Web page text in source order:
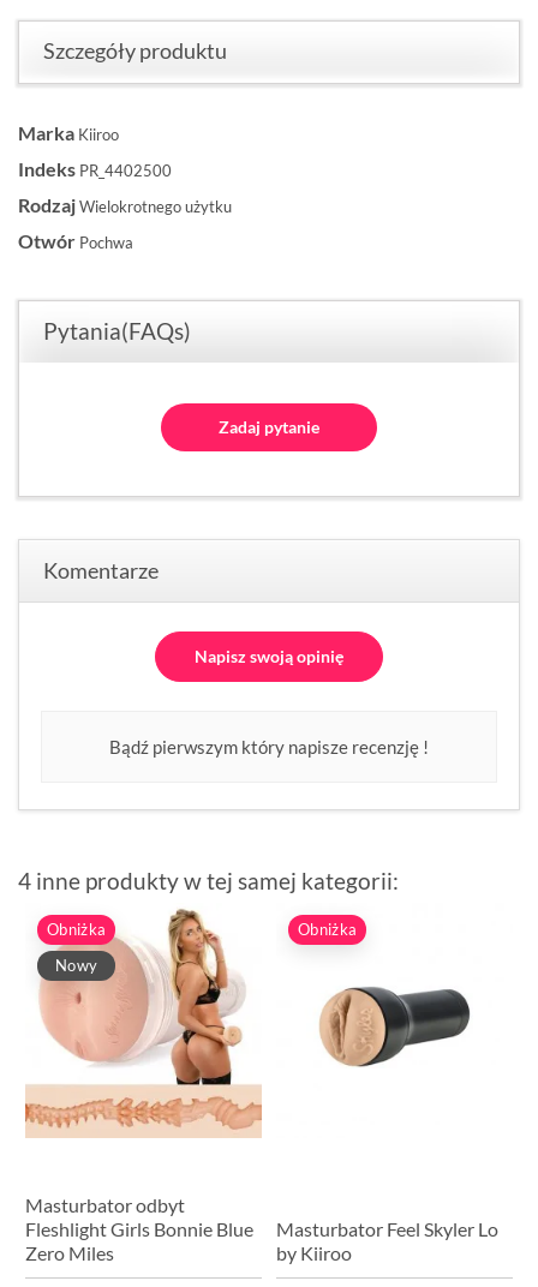
Szczegóły produktu
Marka Kiiroo
Indeks PR_4402500
RodzajWielokrotnego użytku
Otwór Pochwa
Pytania(FAQs)
Zadaj pytanie
Komentarze
Napisz swoją opinię
Bądź pierwszym który napisze recenzję !
4 inne produkty w tej samej kategorii:
Obniżka
Nowy
Masturbator odbyt
Fleshlight Girls Bonnie Blue
Zero Miles
Obniżka
Masturbator Feel Skyler Lo
by Kiiroo